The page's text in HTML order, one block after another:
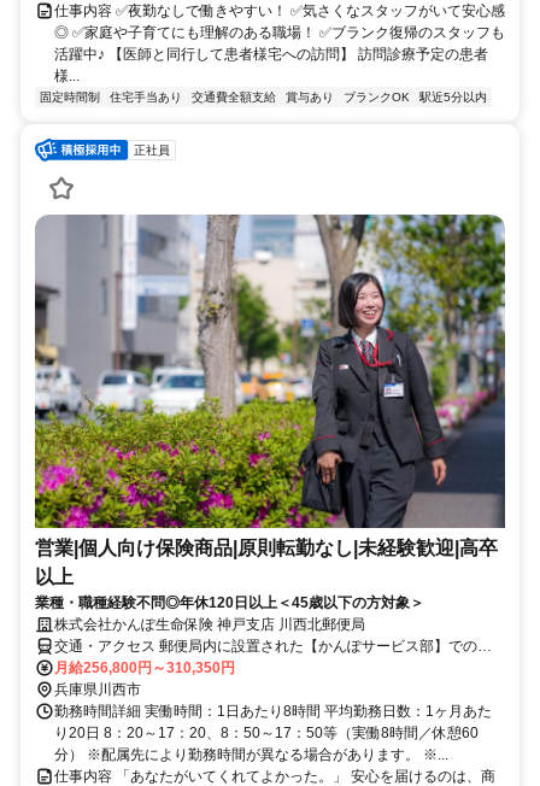
仕事内容 ✅夜勤なしで働きやすい！ ✅気さくなスタッフがいて安心感
◎ ✅家庭や子育てにも理解のある職場！ ✅ブランク復帰のスタッフも
活躍中♪ 【医師と同行して患者様宅への訪問】 訪問診療予定の患者
様...
固定時間制 住宅手当あり 交通費全額支給 賞与あり ブランクOK 駅近5分以内
正社員
営業|個人向け保険商品|原則転勤なし|未経験歓迎|高卒
以上
業種・職種経験不問◎年休120日以上＜45歳以下の方対象＞
株式会社かんぽ生命保険 神戸支店 川西北郵便局
交通・アクセス 郵便局内に設置された【かんぽサービス部】での勤
務となります
月給256,800円～310,350円
兵庫県川西市
勤務時間詳細 実働時間：1日あたり8時間 平均勤務日数：1ヶ月あた
り20日 8：20～17：20、8：50～17：50等（実働8時間／休憩60
分） ※配属先により勤務時間が異なる場合があります。 ※...
仕事内容 「あなたがいてくれてよかった。」 安心を届けるのは、商